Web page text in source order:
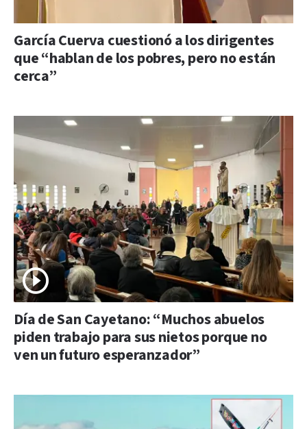
García Cuerva cuestionó a los dirigentes
que “hablan de los pobres, pero no están
cerca”
Día de San Cayetano: “Muchos abuelos
piden trabajo para sus nietos porque no
ven un futuro esperanzador”